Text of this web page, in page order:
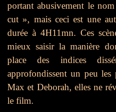
portant abusivement le
cut », mais ceci est une
durée à 4H11mn. Ces
mieux saisir la manière
place des indices
approfondissent un peu les
Max et Deborah, elles ne
le film.